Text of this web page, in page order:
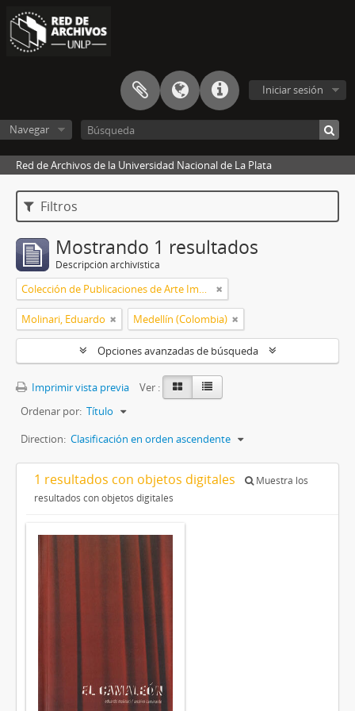
Iniciar sesión
Navegar
Red de Archivos de la Universidad Nacional de La Plata
Filtros
Mostrando 1 resultados
Descripción archivística
Colección de Publicaciones de Arte Impreso
Molinari, Eduardo Medellín (Colombia)
Opciones avanzadas de búsqueda
Imprimir vista previa
Ver :
Ordenar por: Título
Direction: Clasificación en orden ascendente
1 resultados con objetos digitales
Muestra los
resultados con objetos digitales